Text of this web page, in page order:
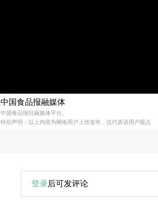
中国食品报融媒体
中国食品报社融媒体平台。
特别声明：以上内容为网络用户上传发布，仅代表该用户观点
登录后可发评论